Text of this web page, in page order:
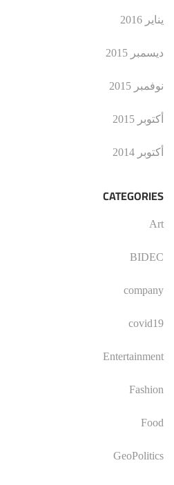
يناير 2016
ديسمبر 2015
نوفمبر 2015
أكتوبر 2015
أكتوبر 2014
CATEGORIES
Art
BIDEC
company
covid19
Entertainment
Fashion
Food
GeoPolitics